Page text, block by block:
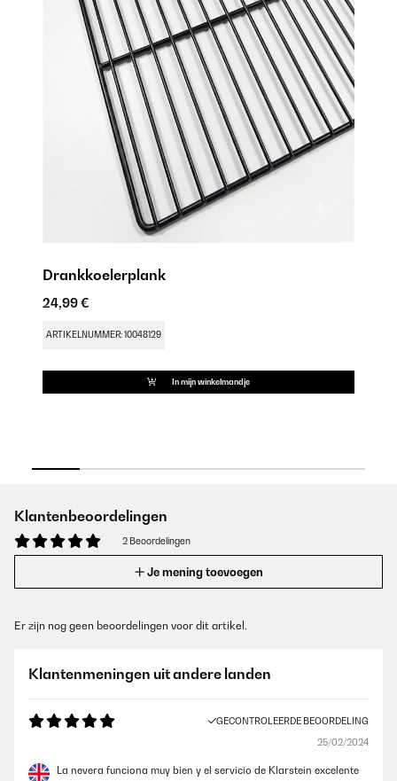
Drankkoelerplank
24,99 €
ARTIKELNUMMER: 10048129
In mijn winkelmandje
Klantenbeoordelingen
2 Beoordelingen
Je mening toevoegen
Er zijn nog geen beoordelingen voor dit artikel.
Klantenmeningen uit andere landen
GECONTROLEERDE BEOORDELING
25/02/2024
La nevera funciona muy bien y el servicio de Klarstein excelente